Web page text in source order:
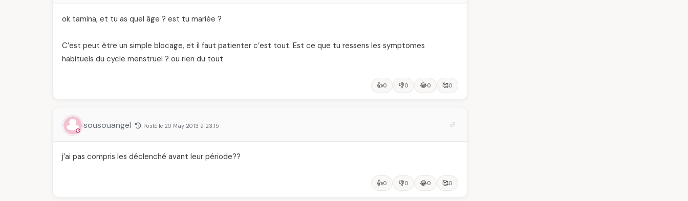
ok tamina, et tu as quel âge ? est tu mariée ?
C’est peut être un simple blocage, et il faut patienter c’est tout. Est ce que tu ressens les symptomes
habituels du cycle menstruel ? ou rien du tout
👍0 👎0 😂0 🥰0
sousouangel Posté le 20 May 2013 à 23:15
j’ai pas compris les déclenché avant leur période??
👍0 👎0 😂0 🥰0